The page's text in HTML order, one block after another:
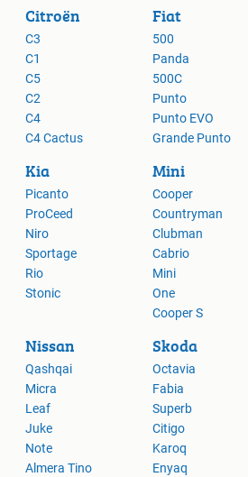
Citroën
C3
C1
C5
C2
C4
C4 Cactus
Fiat
500
Panda
500C
Punto
Punto EVO
Grande Punto
Kia
Picanto
ProCeed
Niro
Sportage
Rio
Stonic
Mini
Cooper
Countryman
Clubman
Cabrio
Mini
One
Cooper S
Nissan
Qashqai
Micra
Leaf
Juke
Note
Almera Tino
Skoda
Octavia
Fabia
Superb
Citigo
Karoq
Enyaq